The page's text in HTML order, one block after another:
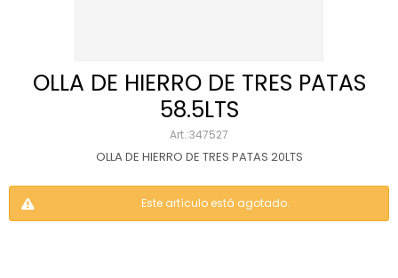
OLLA DE HIERRO DE TRES PATAS
58.5LTS
347527
OLLA DE HIERRO DE TRES PATAS 20LTS
Este artículo está agotado.